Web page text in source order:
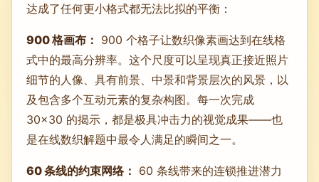
达成了任何更小格式都无法比拟的平衡：
900 格画布： 900 个格子让数织像素画达到在线格
式中的最高分辨率。这个尺度可以呈现真正接近照片
细节的人像、具有前景、中景和背景层次的风景，以
及包含多个互动元素的复杂构图。每一次完成
30×30 的揭示，都是极具冲击力的视觉成果——也
是在线数织解题中最令人满足的瞬间之一。
60 条线的约束网络： 60 条线带来的连锁推进潜力